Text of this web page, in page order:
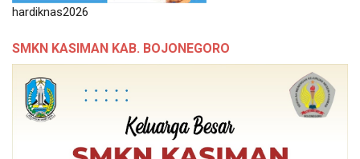
hardiknas2026
SMKN KASIMAN KAB. BOJONEGORO